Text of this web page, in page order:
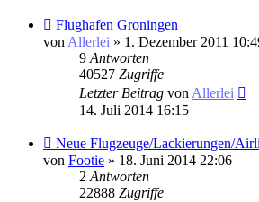
Flughafen Groningen
von Allerlei » 1. Dezember 2011
9 Antworten
40527 Zugriffe
Letzter Beitrag von Allerlei
14. Juli 2014 16:15
Neue Flugzeuge/Lackierungen/
von Footie » 18. Juni 2014 22:06
2 Antworten
22888 Zugriffe